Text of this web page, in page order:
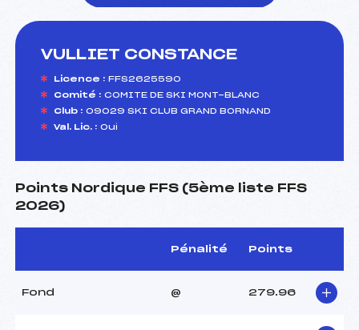
VULLIET CONSTANCE
Licence : FFS2625590
Comité : COMITE DE SKI MONT-BLANC
Club : 09029 SKI CLUB GRAND BORNAND
Val. Lic. : Oui
Points Nordique FFS (5ème liste FFS
2026)
Pénalité Points
Fond @ 279.96